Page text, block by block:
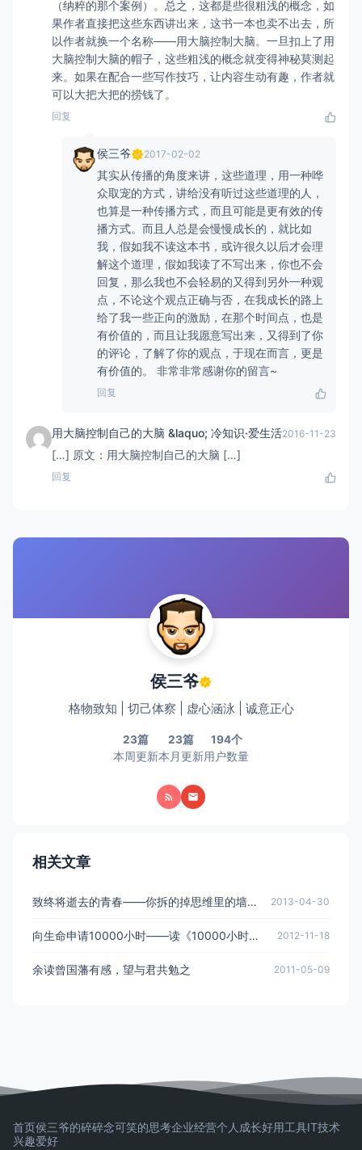
（纳粹的那个案例）。总之，这都是些很粗浅的概念，如
果作者直接把这些东西讲出来，这书一本也卖不出去，所
以作者就换一个名称——用大脑控制大脑。一旦扣上了用
大脑控制大脑的帽子，这些粗浅的概念就变得神秘莫测起
来。如果在配合一些写作技巧，让内容生动有趣，作者就
可以大把大把的捞钱了。
回复
侯三爷 2017-02-02
其实从传播的角度来讲，这些道理，用一种哗
众取宠的方式，讲给没有听过这些道理的人，
也算是一种传播方式，而且可能是更有效的传
播方式。而且人总是会慢慢成长的，就比如
我，假如我不读这本书，或许很久以后才会理
解这个道理，假如我读了不写出来，你也不会
回复，那么我也不会轻易的又得到另外一种观
点，不论这个观点正确与否，在我成长的路上
给了我一些正向的激励，在那个时间点，也是
有价值的，而且让我愿意写出来，又得到了你
的评论，了解了你的观点，于现在而言，更是
有价值的。 非常非常感谢你的留言~
回复
用大脑控制自己的大脑 &laquo; 冷知识·爱生活2016-11-23
[…] 原文：用大脑控制自己的大脑 […]
回复
侯三爷
格物致知 | 切己体察 | 虚心涵泳 | 诚意正心
23篇
本周更新
23篇
本月更新
194个
用户数量
相关文章
致终将逝去的青春——你拆的掉思维里的墙么？ 2013-04-30
向生命申请10000小时——读《10000小时天才理论》记 2012-11-18
余读曾国藩有感，望与君共勉之 2011-05-09
首页侯三爷的碎碎念可笑的思考企业经营个人成长好用工具IT技术
兴趣爱好